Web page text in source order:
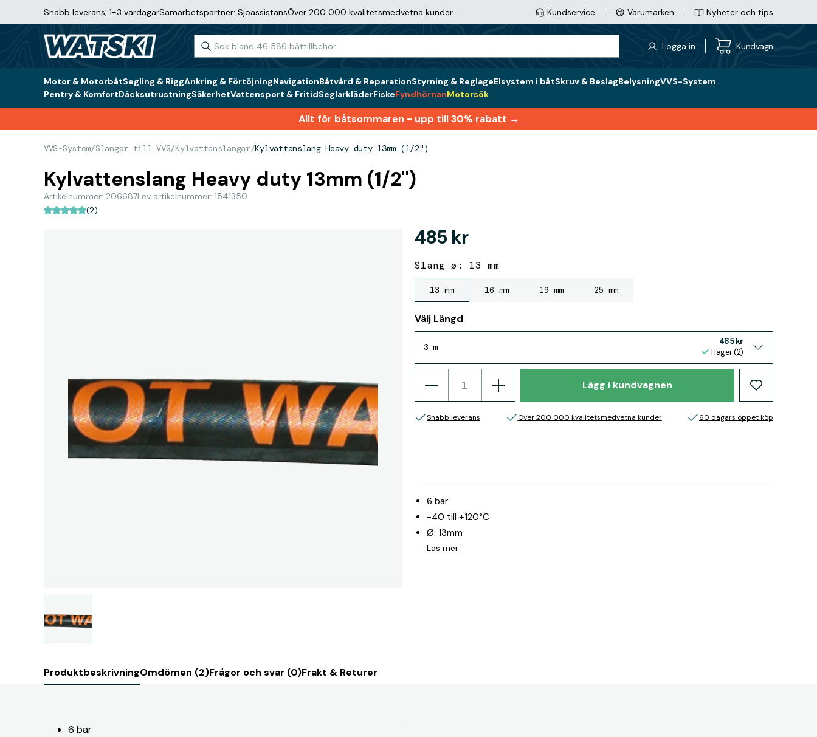
Snabb leverans, 1-3 vardagarSamarbetspartner: SjöassistansÖver 200 000 kvalitetsmedvetna kunder Kundservice Varumärken Nyheter och tips
Logga in Kundvagn
Motor & MotorbåtSegling & RiggAnkring & FörtöjningNavigationBåtvård & ReparationStyrning & ReglageElsystem i båtSkruv & BeslagBelysningVVS-System
Pentry & KomfortDäcksutrustningSäkerhetVattensport & FritidSeglarkläderFiskeFyndhörnanMotorsök
Allt för båtsommaren - upp till 30% rabatt →
VVS-System/Slangar till VVS/Kylvattenslangar/Kylvattenslang Heavy duty 13mm (1/2")
Kylvattenslang Heavy duty 13mm (1/2")
Artikelnummer: 206687Lev artikelnummer: 1541350
(2)
485 kr
Slang ø: 13 mm
13 mm 16 mm 19 mm 25 mm
Välj Längd
3 m
485 kr
I lager (2)
Lägg i kundvagnen
Snabb leverans Över 200 000 kvalitetsmedvetna kunder 60 dagars öppet köp
6 bar
-40 till +120°C
Ø: 13mm
Läs mer
ProduktbeskrivningOmdömen (2)Frågor och svar (0)Frakt & Returer
6 bar